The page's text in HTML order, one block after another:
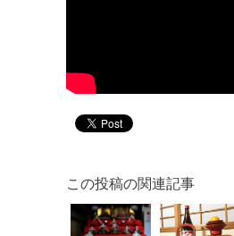
この投稿の関連記事